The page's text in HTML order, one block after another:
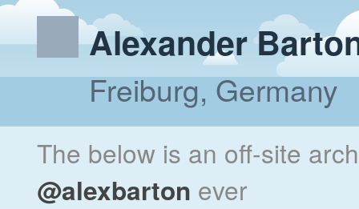
Alexander
Freiburg, Germany
The below is an off-site
@alexbarton ever